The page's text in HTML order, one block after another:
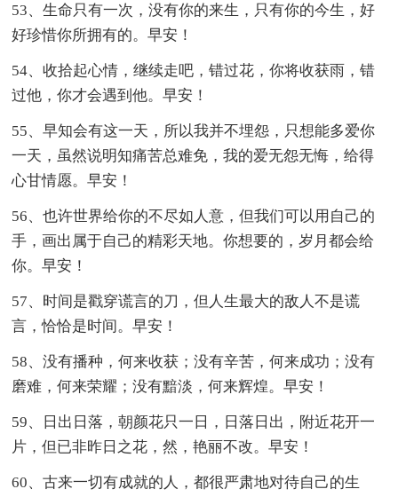
53、生命只有一次，没有你的来生，只有你的今生，好
好珍惜你所拥有的。早安！
54、收拾起心情，继续走吧，错过花，你将收获雨，错
过他，你才会遇到他。早安！
55、早知会有这一天，所以我并不埋怨，只想能多爱你
一天，虽然说明知痛苦总难免，我的爱无怨无悔，给得
心甘情愿。早安！
56、也许世界给你的不尽如人意，但我们可以用自己的
手，画出属于自己的精彩天地。你想要的，岁月都会给
你。早安！
57、时间是戳穿谎言的刀，但人生最大的敌人不是谎
言，恰恰是时间。早安！
58、没有播种，何来收获；没有辛苦，何来成功；没有
磨难，何来荣耀；没有黯淡，何来辉煌。早安！
59、日出日落，朝颜花只一日，日落日出，附近花开一
片，但已非昨日之花，然，艳丽不改。早安！
60、古来一切有成就的人，都很严肃地对待自己的生